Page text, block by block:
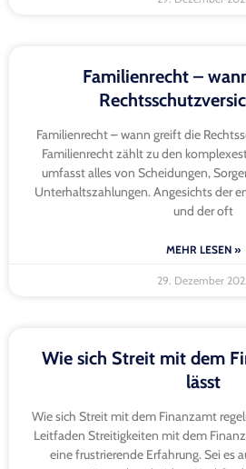
Familienrecht –
Familienrecht – wann greift die
Familienrecht zählt zu den
umfasst alles von Scheidungen,
Unterhaltszahlungen. Angesichts der
und der oft
MEHR LESEN »
29. Dezember
Wie sich Streit mit dem
lässt
Wie sich Streit mit dem Finanzamt
Leitfaden Streitigkeiten mit dem
eine frustrierende Erfahrung. Sei es